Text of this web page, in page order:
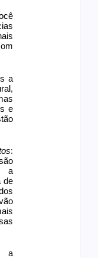
a
e
:
a
de
a